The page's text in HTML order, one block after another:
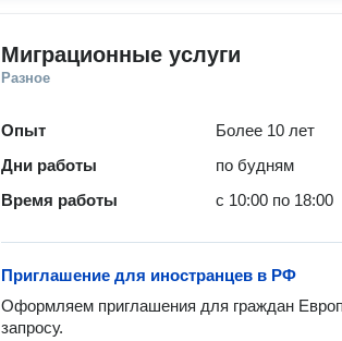
Миграционные услуги
Разное
Опыт
Более 10 лет
Дни работы
по будням
Время работы
с 10:00 по 18:00
Приглашение для иностранцев в РФ
Оформляем приглашения для граждан
запросу.